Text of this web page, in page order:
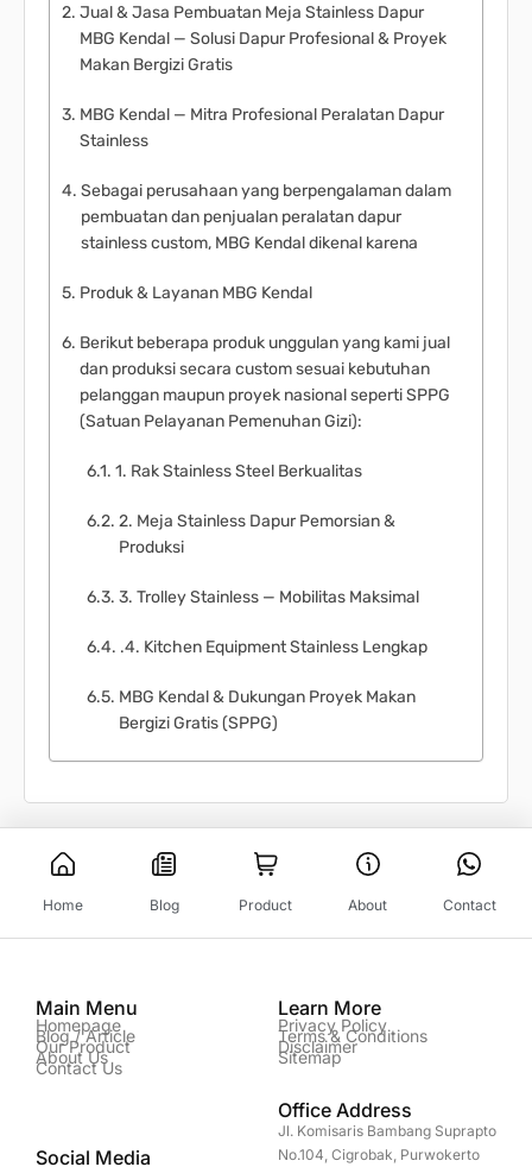
Jual & Jasa Pembuatan Meja Stainless Dapur
MBG Kendal — Solusi Dapur Profesional & Proyek
Makan Bergizi Gratis
MBG Kendal — Mitra Profesional Peralatan Dapur
Stainless
Sebagai perusahaan yang berpengalaman dalam
pembuatan dan penjualan peralatan dapur
stainless custom, MBG Kendal dikenal karena
Produk & Layanan MBG Kendal
Berikut beberapa produk unggulan yang kami jual
dan produksi secara custom sesuai kebutuhan
pelanggan maupun proyek nasional seperti SPPG
(Satuan Pelayanan Pemenuhan Gizi):
1. Rak Stainless Steel Berkualitas
2. Meja Stainless Dapur Pemorsian &
Produksi
3. Trolley Stainless — Mobilitas Maksimal
.4. Kitchen Equipment Stainless Lengkap
MBG Kendal & Dukungan Proyek Makan
Bergizi Gratis (SPPG)
Home Blog Product About Contact
Main Menu
Homepage
Blog / Article
Our Product
About Us
Contact Us
Learn More
Privacy Policy
Terms & Conditions
Disclaimer
Sitemap
Social Media
Office Address
Jl. Komisaris Bambang Suprapto
No.104, Cigrobak, Purwokerto